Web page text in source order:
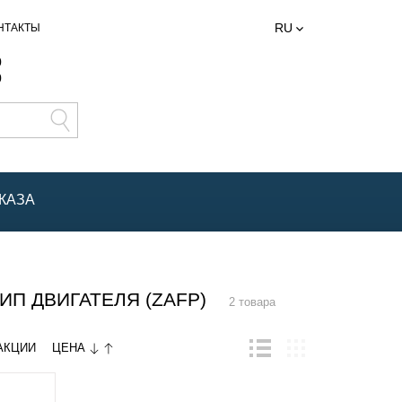
RU
ДВИГАТЕЛЯ (ZAFP) 2 товара
ЦЕНА